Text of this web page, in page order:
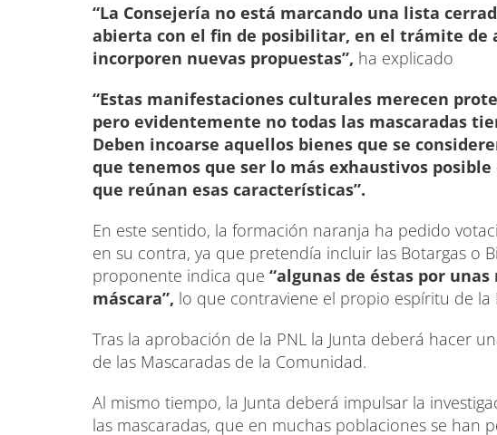
“La Consejería no está marcando una lista
abierta con el fin de posibilitar, en el trámite de
incorporen nuevas propuestas”, ha explicado
“Estas manifestaciones culturales merecen
pero evidentemente no todas las mascaradas
Deben incoarse aquellos bienes que se
que tenemos que ser lo más exhaustivos
que reúnan esas características”.
En este sentido, la formación naranja ha pedido
en su contra, ya que pretendía incluir las Botargas o
proponente indica que “algunas de éstas por
máscara”, lo que contraviene el propio espíritu de la
Tras la aprobación de la PNL la Junta deberá hacer
de las Mascaradas de la Comunidad.
Al mismo tiempo, la Junta deberá impulsar la
las mascaradas, que en muchas poblaciones se han